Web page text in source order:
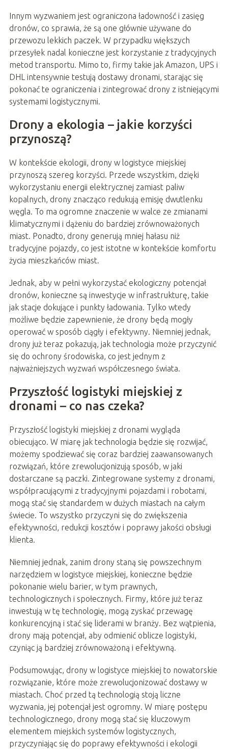
Innym wyzwaniem jest ograniczona ładowność i zasięg
dronów, co sprawia, że są one głównie używane do
przewozu lekkich paczek. W przypadku większych
przesyłek nadal konieczne jest korzystanie z tradycyjnych
metod transportu. Mimo to, firmy takie jak Amazon, UPS i
DHL intensywnie testują dostawy dronami, starając się
pokonać te ograniczenia i zintegrować drony z istniejącymi
systemami logistycznymi.
Drony a ekologia – jakie korzyści
przynoszą?
W kontekście ekologii, drony w logistyce miejskiej
przynoszą szereg korzyści. Przede wszystkim, dzięki
wykorzystaniu energii elektrycznej zamiast paliw
kopalnych, drony znacząco redukują emisję dwutlenku
węgla. To ma ogromne znaczenie w walce ze zmianami
klimatycznymi i dążeniu do bardziej zrównoważonych
miast. Ponadto, drony generują mniej hałasu niż
tradycyjne pojazdy, co jest istotne w kontekście komfortu
życia mieszkańców miast.
Jednak, aby w pełni wykorzystać ekologiczny potencjał
dronów, konieczne są inwestycje w infrastrukturę, takie
jak stacje dokujące i punkty ładowania. Tylko wtedy
możliwe będzie zapewnienie, że drony będą mogły
operować w sposób ciągły i efektywny. Niemniej jednak,
drony już teraz pokazują, jak technologia może przyczynić
się do ochrony środowiska, co jest jednym z
najważniejszych wyzwań współczesnego świata.
Przyszłość logistyki miejskiej z
dronami – co nas czeka?
Przyszłość logistyki miejskiej z dronami wygląda
obiecująco. W miarę jak technologia będzie się rozwijać,
możemy spodziewać się coraz bardziej zaawansowanych
rozwiązań, które zrewolucjonizują sposób, w jaki
dostarczane są paczki. Zintegrowane systemy z dronami,
współpracującymi z tradycyjnymi pojazdami i robotami,
mogą stać się standardem w dużych miastach na całym
świecie. To wszystko przyczyni się do zwiększenia
efektywności, redukcji kosztów i poprawy jakości obsługi
klienta.
Niemniej jednak, zanim drony staną się powszechnym
narzędziem w logistyce miejskiej, konieczne będzie
pokonanie wielu barier, w tym prawnych,
technologicznych i społecznych. Firmy, które już teraz
inwestują w tę technologię, mogą zyskać przewagę
konkurencyjną i stać się liderami w branży. Bez wątpienia,
drony mają potencjał, aby odmienić oblicze logistyki,
czyniąc ją bardziej zrównoważoną i efektywną.
Podsumowując, drony w logistyce miejskiej to nowatorskie
rozwiązanie, które może zrewolucjonizować dostawy w
miastach. Choć przed tą technologią stoją liczne
wyzwania, jej potencjał jest ogromny. W miarę postępu
technologicznego, drony mogą stać się kluczowym
elementem miejskich systemów logistycznych,
przyczyniając się do poprawy efektywności i ekologii